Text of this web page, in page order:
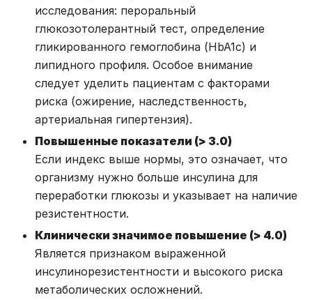
исследования: пероральный
глюкозотолерантный тест, определение
гликированного гемоглобина (HbA1c) и
липидного профиля. Особое внимание
следует уделить пациентам с факторами
риска (ожирение, наследственность,
артериальная гипертензия).
Повышенные показатели (> 3.0)
Если индекс выше нормы, это означает, что
организму нужно больше инсулина для
переработки глюкозы и указывает на наличие
резистентности.
Клинически значимое повышение (> 4.0)
Является признаком выраженной
инсулинорезистентности и высокого риска
метаболических осложнений.